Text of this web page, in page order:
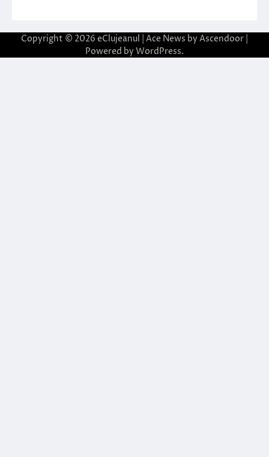
Copyright © 2026 eClujeanul | Ace News by Ascendoor
Powered by WordPress.